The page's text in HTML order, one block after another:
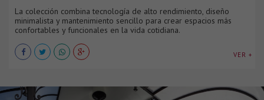
La colección combina tecnología de alto rendimiento, diseño
minimalista y mantenimiento sencillo para crear espacios más
confortables y funcionales en la vida cotidiana.
VER +